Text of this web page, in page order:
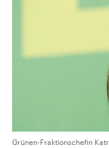
Grünen-Fraktionschefin